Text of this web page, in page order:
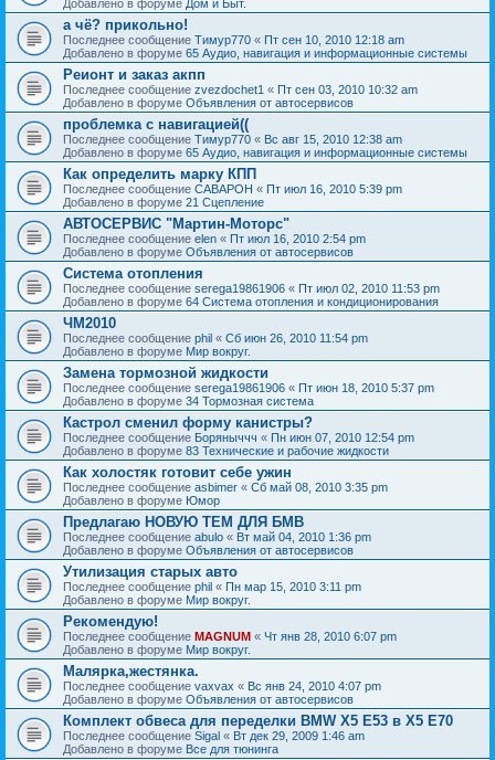
Добавлено в форуме Дом и Быт.
а чё? прикольно!
Последнее сообщение Тимур770 « Пт сен 10, 2010 12:18 am
Добавлено в форуме 65 Аудио, навигация и информационные системы
Реионт и заказ акпп
Последнее сообщение zvezdochet1 « Пт сен 03, 2010 10:32 am
Добавлено в форуме Объявления от автосервисов
проблемка с навигацией((
Последнее сообщение Тимур770 « Вс авг 15, 2010 12:38 am
Добавлено в форуме 65 Аудио, навигация и информационные системы
Как определить марку КПП
Последнее сообщение CABAPOH « Пт июл 16, 2010 5:39 pm
Добавлено в форуме 21 Сцепление
АВТОСЕРВИС "Мартин-Моторс"
Последнее сообщение elen « Пт июл 16, 2010 2:54 pm
Добавлено в форуме Объявления от автосервисов
Система отопления
Последнее сообщение serega19861906 « Пт июл 02, 2010 11:53 pm
Добавлено в форуме 64 Система отопления и кондиционирования
ЧМ2010
Последнее сообщение phil « Сб июн 26, 2010 11:54 pm
Добавлено в форуме Мир вокруг.
Замена тормозной жидкости
Последнее сообщение serega19861906 « Пт июн 18, 2010 5:37 pm
Добавлено в форуме 34 Тормозная система
Кастрол сменил форму канистры?
Последнее сообщение Боряныччч « Пн июн 07, 2010 12:54 pm
Добавлено в форуме 83 Технические и рабочие жидкости
Как холостяк готовит себе ужин
Последнее сообщение asbimer « Сб май 08, 2010 3:35 pm
Добавлено в форуме Юмор
Предлагаю НОВУЮ ТЕМ ДЛЯ БМВ
Последнее сообщение abulo « Вт май 04, 2010 1:36 pm
Добавлено в форуме Объявления от автосервисов
Утилизация старых авто
Последнее сообщение phil « Пн мар 15, 2010 3:11 pm
Добавлено в форуме Мир вокруг.
Рекомендую!
Последнее сообщение MAGNUM « Чт янв 28, 2010 6:07 pm
Добавлено в форуме Мир вокруг.
Малярка,жестянка.
Последнее сообщение vaxvax « Вс янв 24, 2010 4:07 pm
Добавлено в форуме Объявления от автосервисов
Комплект обвеса для переделки BMW X5 E53 в X5 E70
Последнее сообщение Sigal « Вт дек 29, 2009 1:46 am
Добавлено в форуме Все для тюнинга